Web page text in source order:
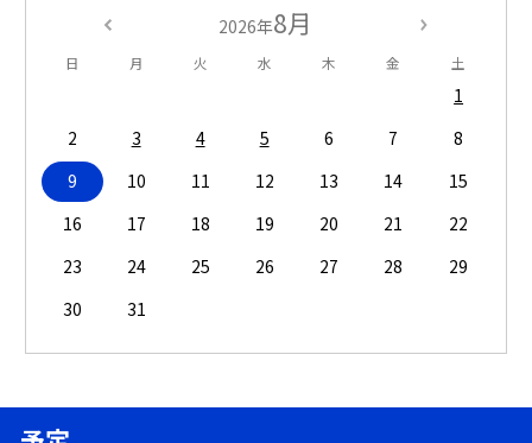
2026年8月
日 月 火 水 木 金 土
1
2
3 4 5 6 7
8
9
10 11 12 13 14
15
16
17 18 19 20 21
22
23
24 25 26 27 28
29
30
31